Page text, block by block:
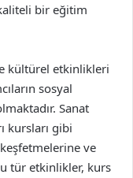
bir eğitim
kültürel etkinlikleri
sosyal
Sanat
kursları gibi
ve
tür etkinlikler, kurs